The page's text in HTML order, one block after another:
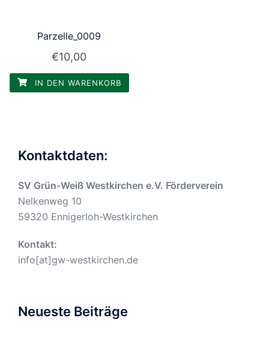
Parzelle_0009
€10,00
IN DEN WARENKORB
Kontaktdaten:
SV Grün-Weiß Westkirchen e.V. Förderverein
Nelkenweg 10
59320 Ennigerloh-Westkirchen
Kontakt:
info[at]gw-westkirchen.de
Neueste Beiträge